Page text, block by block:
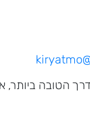
הטובה